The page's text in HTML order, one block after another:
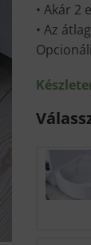
• Akár 2
• Az